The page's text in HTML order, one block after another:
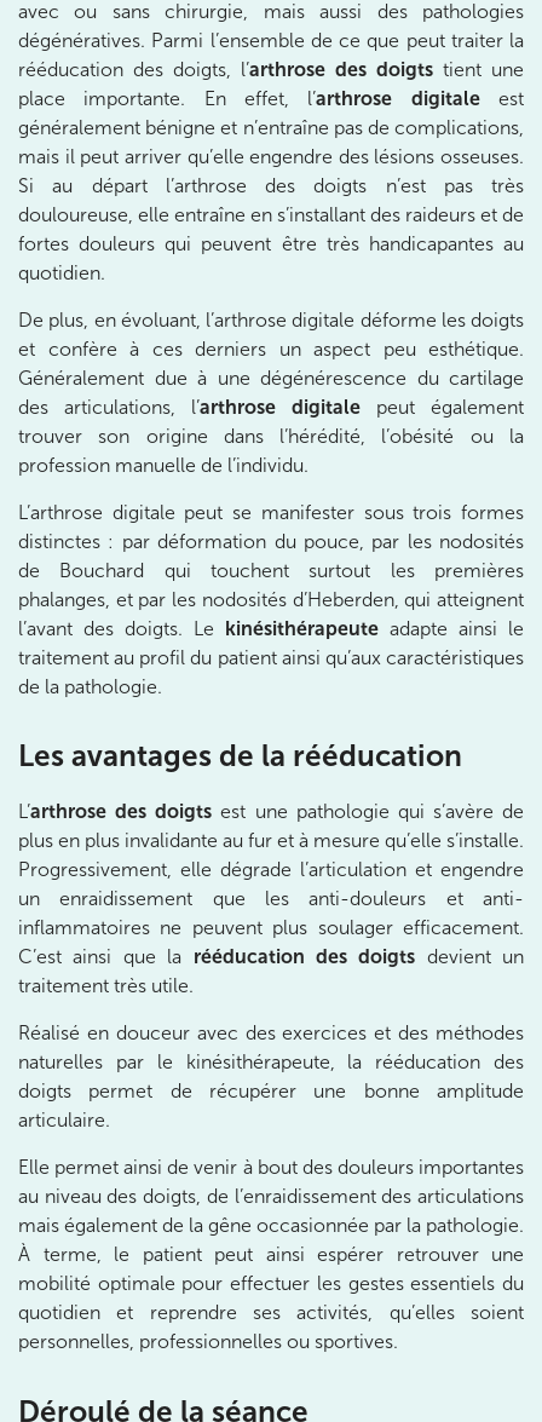
avec ou sans chirurgie, mais aussi des pathologies
dégénératives. Parmi l’ensemble de ce que peut traiter la
rééducation des doigts, l’arthrose des doigts tient une
place importante. En effet, l’arthrose digitaleest
généralement bénigne et n’entraîne pas de complications,
mais il peut arriver qu’elle engendre des lésions osseuses.
Si au départ l’arthrose des doigts n’est pas très
douloureuse, elle entraîne en s’installant des raideurs et de
fortes douleurs qui peuvent être très handicapantes au
quotidien.
De plus, en évoluant, l’arthrose digitale déforme les doigts
et confère à ces derniers un aspect peu esthétique.
Généralement due à une dégénérescence du cartilage
des articulations, l’arthrose digitale peut également
trouver son origine dans l’hérédité, l’obésité ou la
profession manuelle de l’individu.
L’arthrose digitale peut se manifester sous trois formes
distinctes : par déformation du pouce, par les nodosités
de Bouchard qui touchent surtout les premières
phalanges, et par les nodosités d’Heberden, qui atteignent
l’avant des doigts. Le
kinésithérapeute adapte ainsi le
traitement au profil du patient ainsi qu’aux caractéristiques
de la pathologie.
Les avantages de la rééducation
L’arthrose des doigtsest une pathologie qui s’avère de
plus en plus invalidante au fur et à mesure qu’elle s’installe.
Progressivement, elle dégrade l’articulation et engendre
un enraidissement que les anti-douleurs et anti-
inflammatoires ne peuvent plus soulager efficacement.
C’est ainsi que la rééducation des doigts devient un
traitement très utile.
Réalisé en douceur avec des exercices et des méthodes
naturelles par le kinésithérapeute, la rééducation des
doigts permet de récupérer une bonne amplitude
articulaire.
Elle permet ainsi de venir à bout des douleurs importantes
au niveau des doigts, de l’enraidissement des articulations
mais également de la gêne occasionnée par la pathologie.
À terme, le patient peut ainsi espérer retrouver une
mobilité optimale pour effectuer les gestes essentiels du
quotidien et reprendre ses activités, qu’elles soient
personnelles, professionnelles ou sportives.
Déroulé de la séance
IK BOULOGNE
3 Av. André Morizet 92100 Boulogne-
Billancourt
3 Av. André Morizet 92100 Boulogne-Billancourt
01 48 25 34 79
Prenez RDV sur
Prenez RDV sur
IK CHÂTENAY-MALABRY
380 Av. de la Division Leclerc 92290
Châtenay-Malabry
380 Av. de la Division Leclerc 92290 Châtenay-
01 43 50 05 24
Prenez RDV sur
Prenez RDV sur
IK PARIS 17 – VILLIERS
68 Av. de Villiers 75017 Paris
Prenez RDV sur
IK PARIS 8 – SAINT-LAZARE
20 Rue de la Pépinière 75008 Paris
20 Rue de la Pépinière 75008 Paris
01 55 06 05 07
Prenez RDV sur
Prenez RDV sur
PARIS 9 – PETRELLE
6 Rue Petrelle 75009 Paris
6 Rue Petrelle 75009 Paris
01 71 97 53 67
Prenez RDV sur
Prenez RDV sur
IK Paris 11